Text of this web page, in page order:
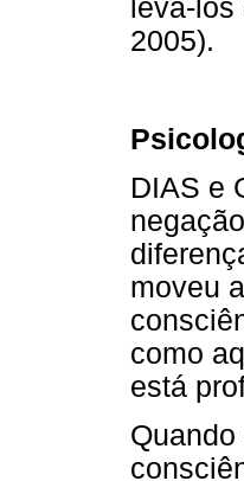
levá-
2005).
DIAS e
moveu
como
está